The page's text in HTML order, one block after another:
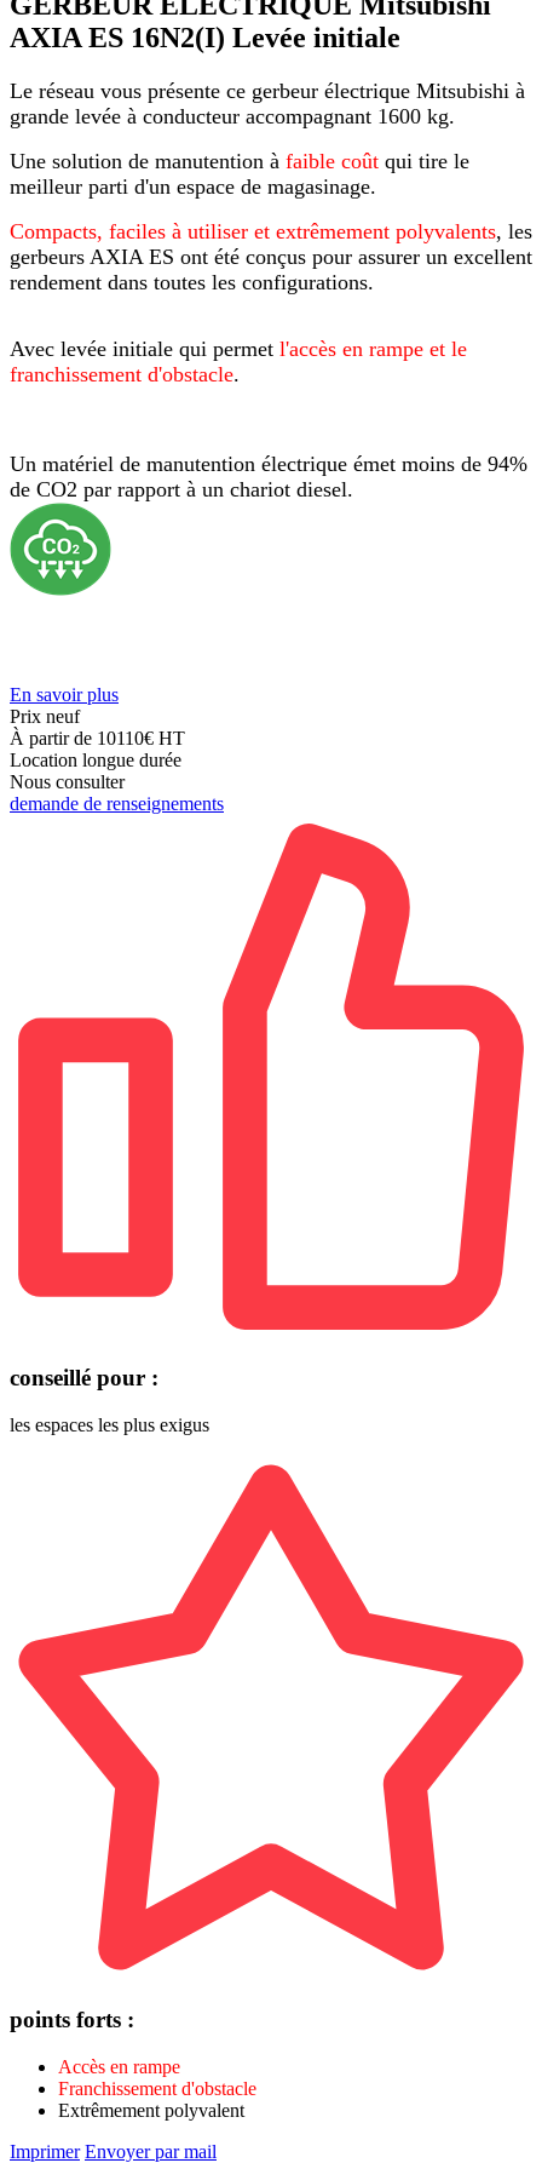
AXIA ES 16N2(I) Levée initiale
Le réseau vous présente ce gerbeur électrique Mitsubishi à
grande levée à conducteur accompagnant 1600 kg.
Une solution de manutention à faible coût qui tire le
meilleur parti d'un espace de magasinage.
Compacts, faciles à utiliser et extrêmement polyvalents, les
gerbeurs AXIA ES ont été conçus pour assurer un excellent
rendement dans toutes les configurations.
Avec levée initiale qui permet l'accès en rampe et le
franchissement d'obstacle.
Un matériel de manutention électrique émet moins de 94%
de CO2 par rapport à un chariot diesel.
En savoir plus
Prix neuf
À partir de 10110€ HT
Location longue durée
Nous consulter
demande de renseignements
conseillé pour :
les espaces les plus exigus
points forts :
Accès en rampe
Franchissement d'obstacle
Extrêmement polyvalent
Imprimer Envoyer par mail